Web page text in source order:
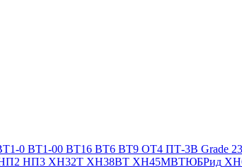
0 ВТ1-00 ВТ16 ВТ6 ВТ9 ОТ4 ПТ-3В Grade 23
НП3 ХН32Т ХН38ВТ ХН45МВТЮБРид